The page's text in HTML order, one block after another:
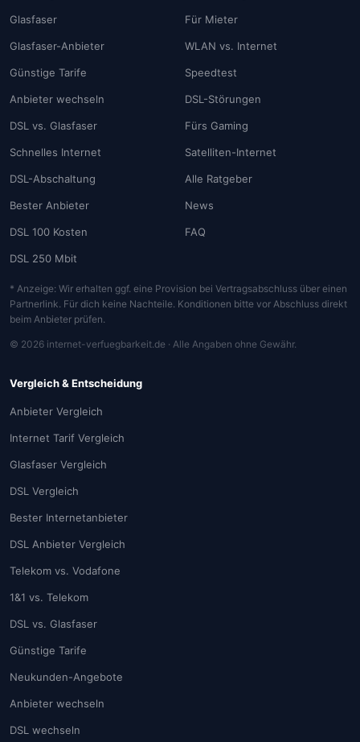
Glasfaser
Glasfaser-Anbieter
Günstige Tarife
Anbieter wechseln
DSL vs. Glasfaser
Schnelles Internet
DSL-Abschaltung
Bester Anbieter
DSL 100 Kosten
DSL 250 Mbit
Für Mieter
WLAN vs. Internet
Speedtest
DSL-Störungen
Fürs Gaming
Satelliten-Internet
Alle Ratgeber
News
FAQ
* Anzeige: Wir erhalten ggf. eine Provision bei Vertragsabschluss über einen
Partnerlink. Für dich keine Nachteile. Konditionen bitte vor Abschluss direkt
beim Anbieter prüfen.
© 2026 internet-verfuegbarkeit.de · Alle Angaben ohne Gewähr.
Vergleich & Entscheidung
Anbieter Vergleich
Internet Tarif Vergleich
Glasfaser Vergleich
DSL Vergleich
Bester Internetanbieter
DSL Anbieter Vergleich
Telekom vs. Vodafone
1&1 vs. Telekom
DSL vs. Glasfaser
Günstige Tarife
Neukunden-Angebote
Anbieter wechseln
DSL wechseln